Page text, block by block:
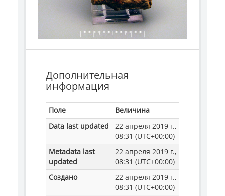
Дополнительная
информация
Поле
Величина
Data last updated
22 апреля 2019 г.,
08:31 (UTC+00:00)
Metadata last
updated
22 апреля 2019 г.,
08:31 (UTC+00:00)
Создано
22 апреля 2019 г.,
08:31 (UTC+00:00)